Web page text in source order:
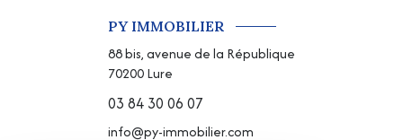
PY IMMOBILIER
88 bis, avenue de la République
70200Lure
03 84 30 06 07
info@py-immobilier.com